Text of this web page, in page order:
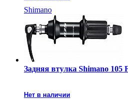
Shimano
Задняя втулка Shimano 105
Нет в наличии